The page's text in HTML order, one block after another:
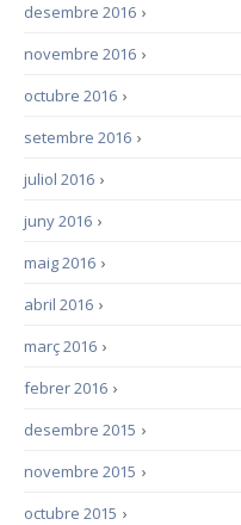
›
desembre 2016
›
novembre 2016
›
octubre 2016
›
setembre 2016
›
juliol 2016
›
juny 2016
›
maig 2016
›
abril 2016
›
març 2016
›
febrer 2016
›
desembre 2015
›
novembre 2015
›
octubre 2015